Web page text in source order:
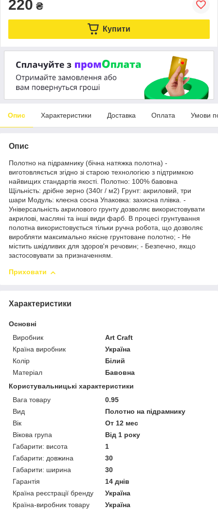
220 ₴
Купити
Опис Характеристики Доставка Оплата Умови
Опис
Полотно на підрамнику (бічна натяжка полотна) -
виготовляється згідно зі старою технологією з підтримкою
найвищих стандартів якості. Полотно: 100% бавовна
Щільність: дрібне зерно (340г / м2) Грунт: акриловий, три
шари Модуль: клеєна сосна Упаковка: захисна плівка. -
Універсальність акрилового грунту дозволяє використовувати
акрилові, масляні та інші види фарб. В процесі грунтування
полотна використовується тільки ручна робота, що дозволяє
виробляти максимально якісне грунтоване полотно; - Не
містить шкідливих для здоров'я речовин; - Безпечно, якщо
застосовувати за призначенням.
Приховати
Характеристики
Основні
Виробник
Art Craft
Країна виробник
Україна
Колір
Білий
Матеріал
Бавовна
Користувальницькі характеристики
Вага товару
0.95
Вид
Полотно на підрамнику
Вік
От 12 мес
Вікова група
Від 1 року
Габарити: висота
1
Габарити: довжина
30
Габарити: ширина
30
Гарантія
14 днів
Країна реєстрації бренду
Україна
Країна-виробник товару
Україна